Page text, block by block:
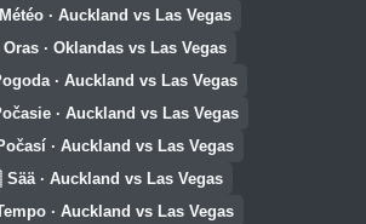
Météo · Auckland vs Las Vegas
Oras · Oklandas vs Las Vegas
· Auckland vs Las Vegas
· Auckland vs Las Vegas
· Auckland vs Las Vegas
Sää · Auckland vs Las Vegas
· Auckland vs Las Vegas